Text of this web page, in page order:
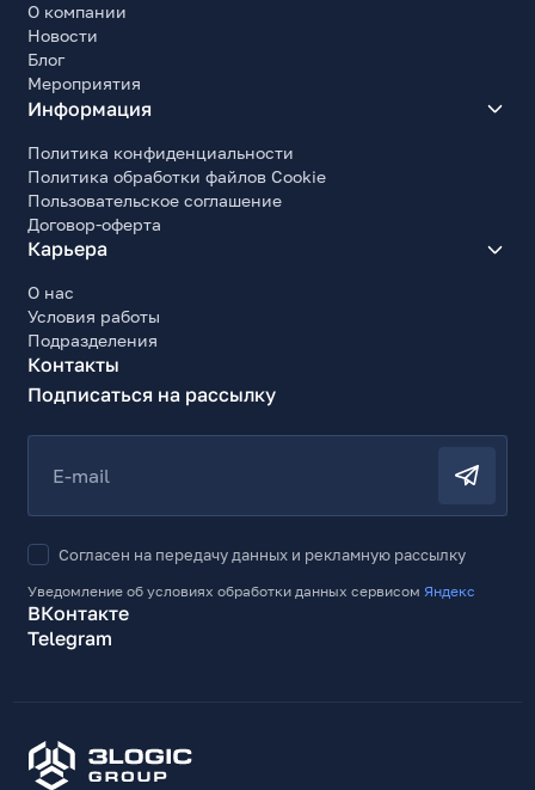
0.5
Цвет корпуса
Ширина, мм
860
Высота, мм
413
Глубина, мм
241
Ширина (без подставки), мм
860
5.6
Комплект поставки
питания 12В/5А, документация
О компании
Новости
Блог
Мероприятия
Информация
Политика конфиденциальности
Политика обработки файлов Cookie
Пользовательское соглашение
Договор-оферта
Карьера
О нас
Условия работы
Подразделения
Контакты
Подписаться на рассылку
E-mail
Согласен на передачу данных и рекламную рассылку
Уведомление об условиях обработки данных сервисомЯндекс
ВКонтакте
Telegram